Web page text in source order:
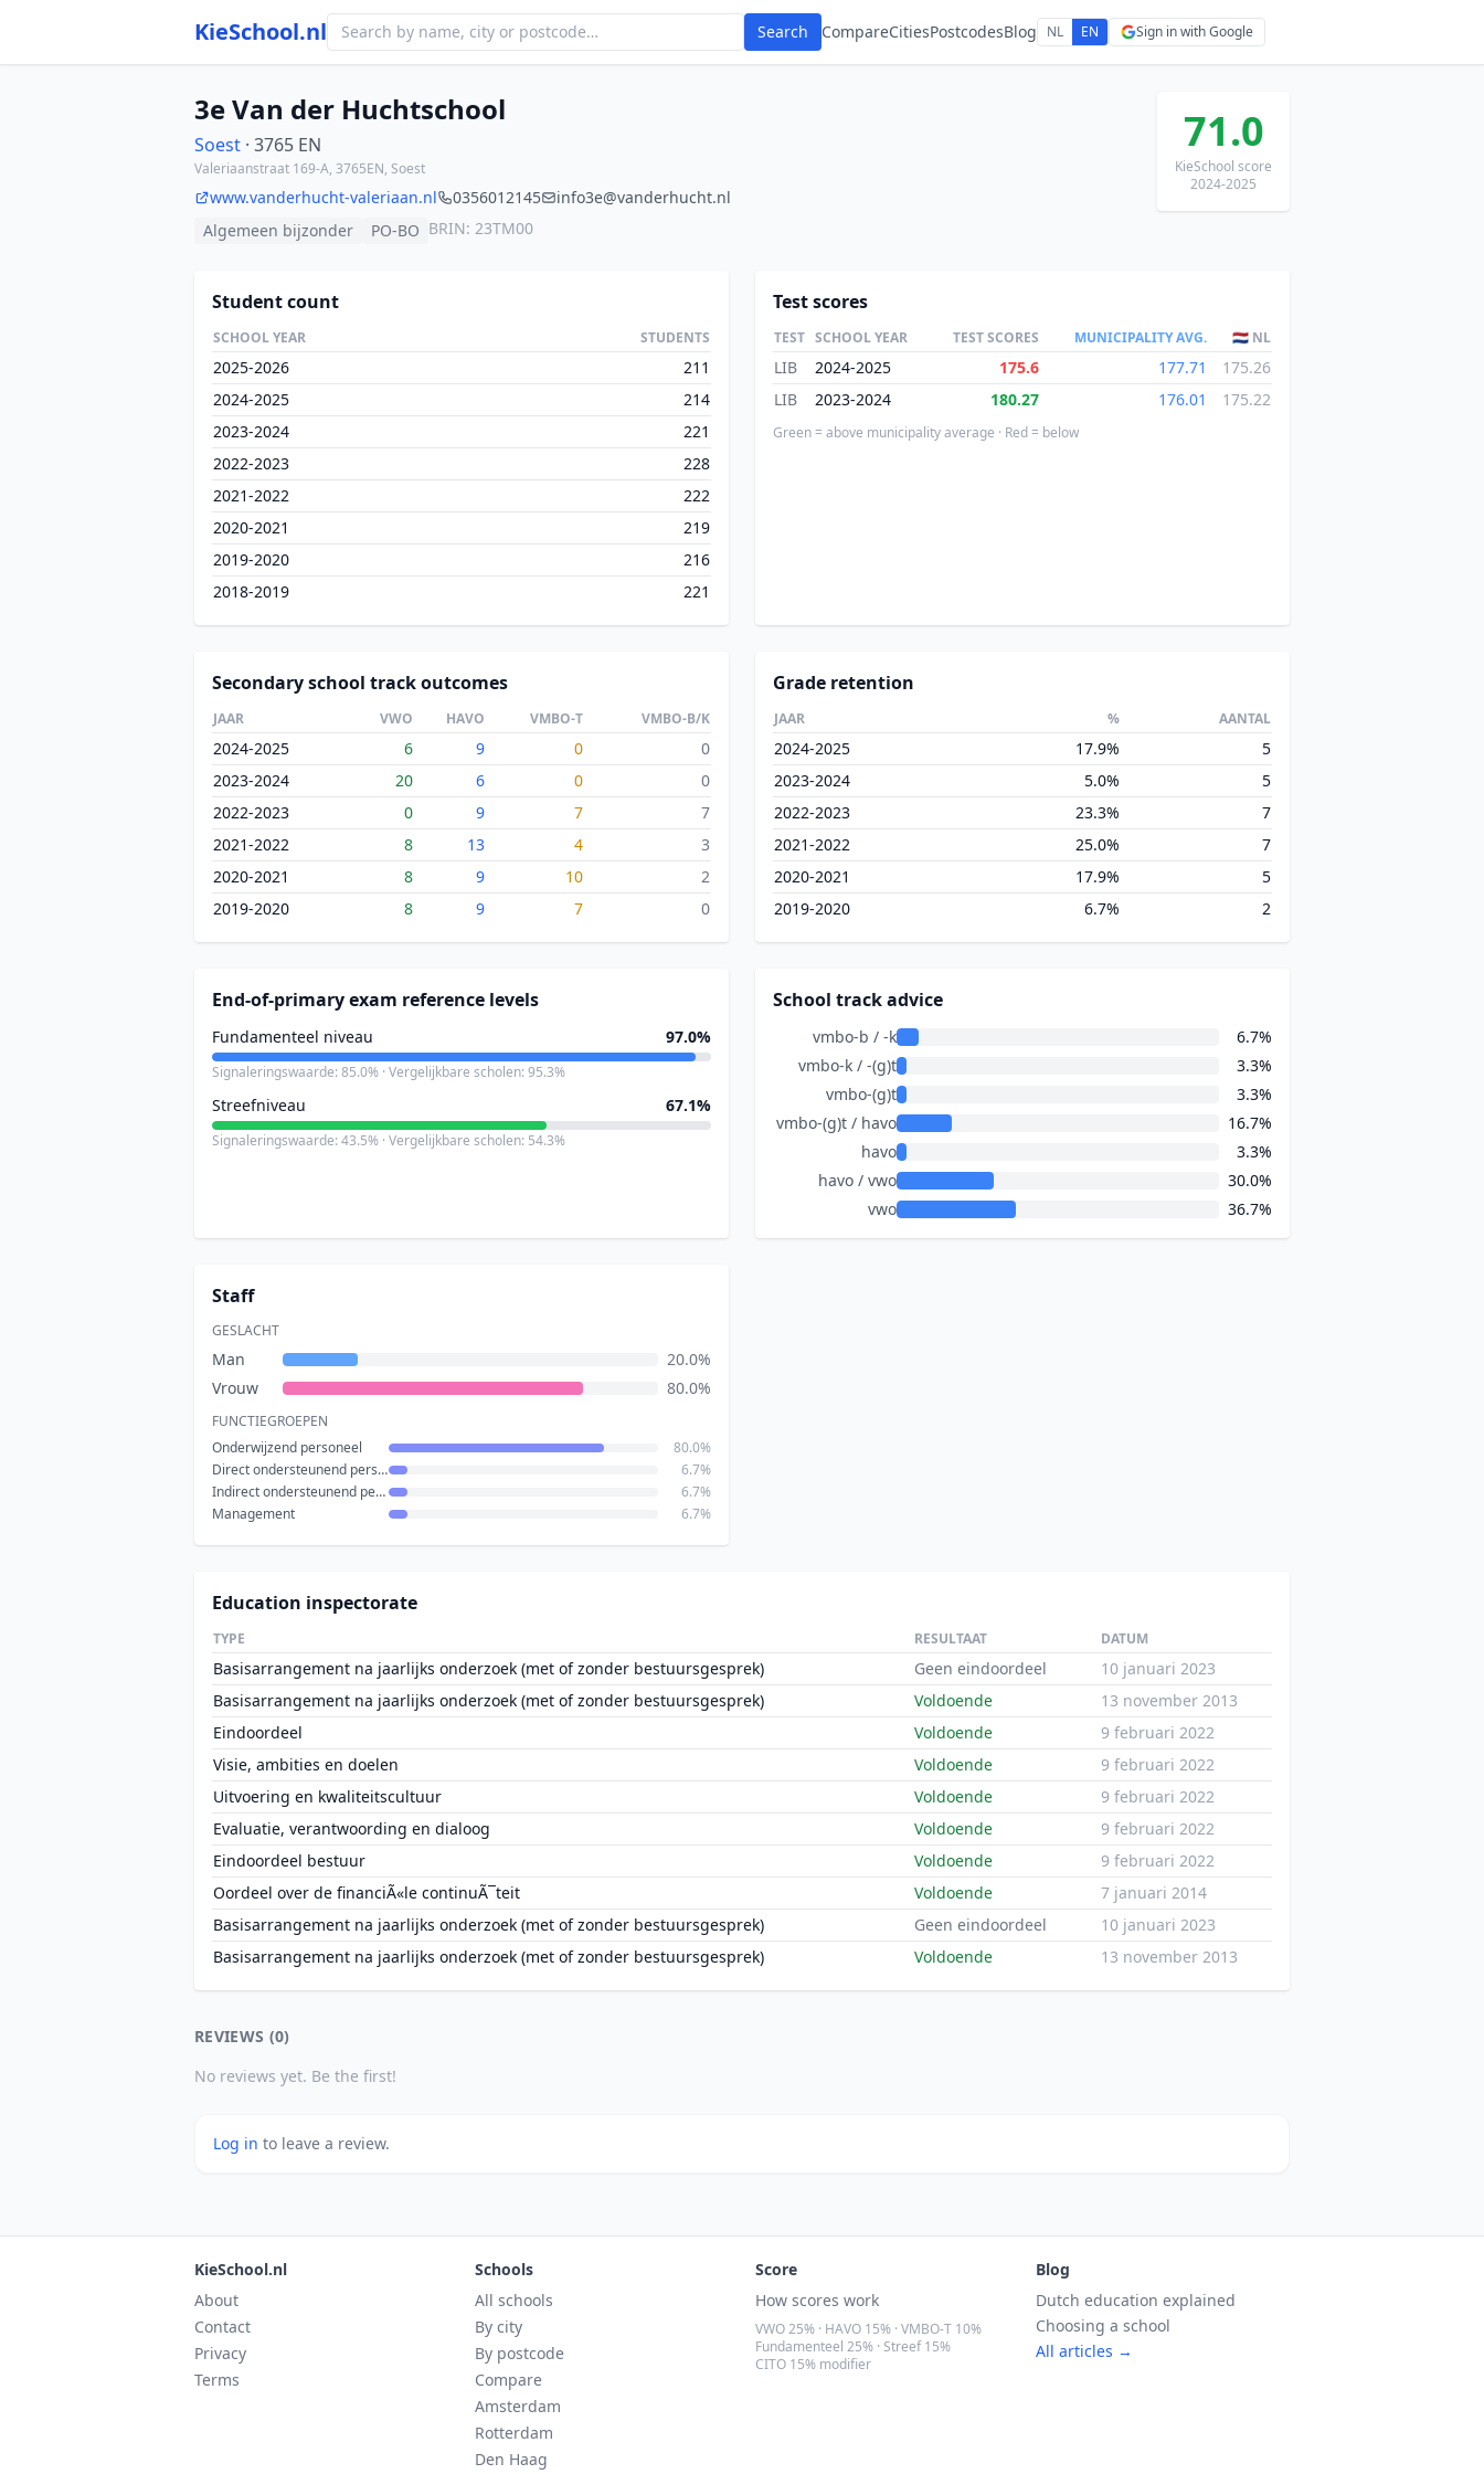
KieSchool.nl Search CompareCitiesPostcodesBlog NL EN Sign in with Google
3e Van der Huchtschool
Soest · 3765 EN
Valeriaanstraat 169-A, 3765EN, Soest
www.vanderhucht-valeriaan.nl 0356012145
info3e@vanderhucht.nl
Algemeen bijzonder
PO-BO BRIN: 23TM00
71.0
KieSchool score
2024-2025
Student count
SCHOOL YEAR STUDENTS
2025-2026
211
2024-2025
214
2023-2024
221
2022-2023
228
2021-2022
222
2020-2021
219
2019-2020
216
2018-2019
221
Test scores
TEST SCHOOL YEAR TEST SCORES MUNICIPALITY AVG. 🇳🇱 NL
LIB 2024-2025 175.6 177.71
175.26
LIB
2023-2024 180.27 176.01 175.22
Green = above municipality average · Red = below
Secondary school track outcomes
JAAR VWO HAVO VMBO-T VMBO-B/K
2024-2025 6 9 0
0
2023-2024
20 6 0
0
2022-2023
0 9 7
7
2021-2022
8 13 4
3
2020-2021
8 9 10
2
2019-2020
8 9 7 0
Grade retention
JAAR % AANTAL
2024-2025 17.9%
5
2023-2024
5.0%
5
2022-2023
23.3%
7
2021-2022
25.0%
7
2020-2021
17.9%
5
2019-2020
6.7% 2
End-of-primary exam reference levels
Fundamenteel niveau 97.0%
Signaleringswaarde: 85.0% · Vergelijkbare scholen: 95.3%
Streefniveau 67.1%
Signaleringswaarde: 43.5% · Vergelijkbare scholen: 54.3%
School track advice
vmbo-b / -k
6.7%
vmbo-k / -(g)t
3.3%
vmbo-(g)t
3.3%
vmbo-(g)t / havo
16.7%
havo
3.3%
havo / vwo
30.0%
vwo
36.7%
Staff
GESLACHT
Man
20.0%
Vrouw
80.0%
FUNCTIEGROEPEN
Onderwijzend personeel
80.0%
Direct ondersteunend personeel
6.7%
Indirect ondersteunend personeel
6.7%
Management
6.7%
Education inspectorate
TYPE RESULTAAT DATUM
Basisarrangement na jaarlijks onderzoek (met of zonder bestuursgesprek) Geen eindoordeel
10 januari 2023
Basisarrangement na jaarlijks onderzoek (met of zonder bestuursgesprek)
Voldoende
13 november 2013
Eindoordeel
Voldoende
9 februari 2022
Visie, ambities en doelen
Voldoende
9 februari 2022
Uitvoering en kwaliteitscultuur
Voldoende
9 februari 2022
Evaluatie, verantwoording en dialoog
Voldoende
9 februari 2022
Eindoordeel bestuur
Voldoende
9 februari 2022
Oordeel over de financiÃ«le continuÃ¯teit
Voldoende
7 januari 2014
Basisarrangement na jaarlijks onderzoek (met of zonder bestuursgesprek)
Geen eindoordeel
10 januari 2023
Basisarrangement na jaarlijks onderzoek (met of zonder bestuursgesprek)
Voldoende 13 november 2013
REVIEWS (0)
No reviews yet. Be the first!
Log in to leave a review.
KieSchool.nl
About
Contact
Privacy
Terms
Schools
All schools
By city
By postcode
Compare
Amsterdam
Rotterdam
Den Haag
Score
How scores work
VWO 25% · HAVO 15% · VMBO-T 10%
Fundamenteel 25% · Streef 15%
CITO 15% modifier
Blog
Dutch education explained
Choosing a school
All articles →